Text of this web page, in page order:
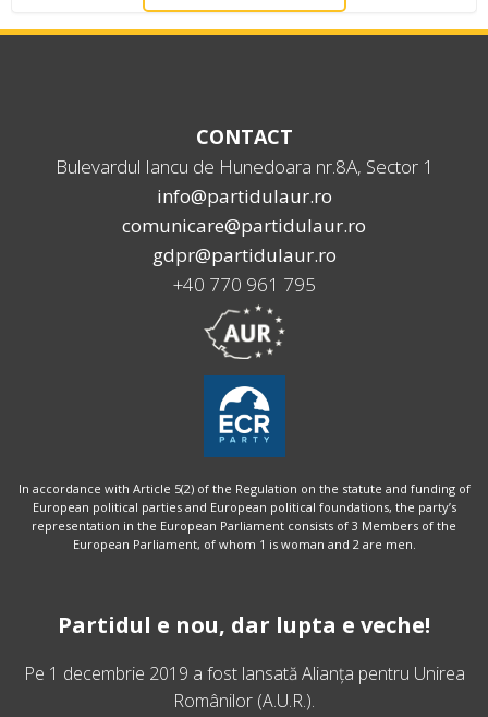
CONTACT
Bulevardul Iancu de Hunedoara nr.8A, Sector 1
info@partidulaur.ro
comunicare@partidulaur.ro
gdpr@partidulaur.ro
+40 770 961 795
In accordance with Article 5(2) of the Regulation on the statute and funding of
European political parties and European political foundations, the party’s
representation in the European Parliament consists of 3 Members of the
European Parliament, of whom 1 is woman and 2 are men.
Partidul e nou, dar lupta e veche!
Pe 1 decembrie 2019 a fost lansatăAlianța pentru Unirea
Românilor (A.U.R.).